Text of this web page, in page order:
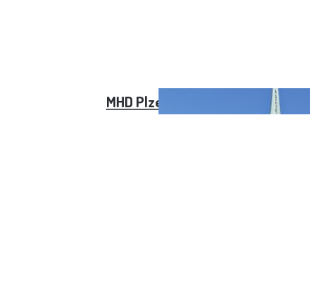
MHD Plzeň jízdné